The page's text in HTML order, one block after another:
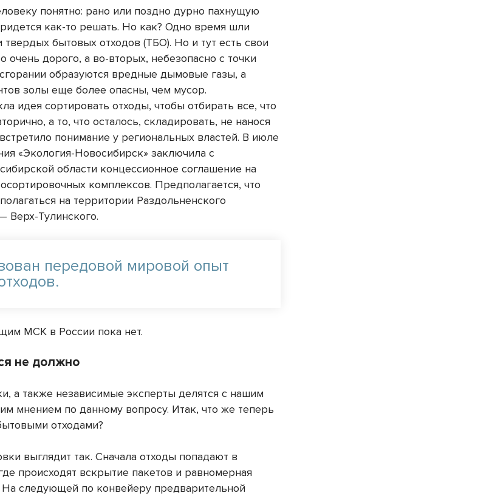
понятно: рано или поздно дурно пахнущую
как-то решать. Но как? Одно время шли
твердых бытовых отходов (ТБО). Но и тут есть свои
очень дорого, а во-вторых, небезопасно с точки
образуются вредные дымовые газы, а
золы еще более опасны, чем мусор.
идея сортировать отходы, чтобы отбирать все, что
а то, что осталось, складировать, не нанося
понимание у региональных властей. В июле
«Экология-Новосибирск» заключила с
области концессионное соглашение на
комплексов. Предполагается, что
на территории Раздольненского
Верх-Тулинского.
передовой мировой опыт
МСК в России пока нет.
не должно
а также независимые эксперты делятся с нашим
мнением по данному вопросу. Итак, что же теперь
отходами?
выглядит так. Сначала отходы попадают в
происходят вскрытие пакетов и равномерная
следующей по конвейеру предварительной